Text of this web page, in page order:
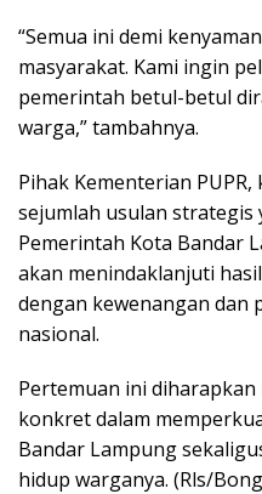
“Semua ini demi
masyarakat. Kami ingin
pemerintah betul-betul
warga,” tambahnya.
Pihak Kementerian
sejumlah usulan strategis
Pemerintah Kota Bandar
akan menindaklanjuti
dengan kewenangan dan
nasional.
Pertemuan ini
konkret dalam
Bandar Lampung
hidup warganya. (Rls/